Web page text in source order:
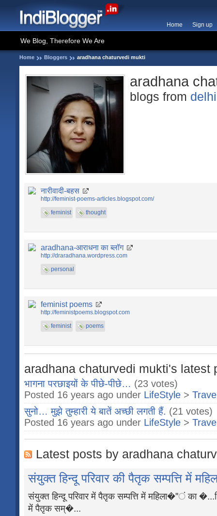
Home Sign up
We Blog, Therefore We Are
Home Bloggers aradhana chaturvedi mukti
aradhana
blogs from delhi
नारीवादी-बहस
http://feminist-poems-articles.blogspot.com/
feminist
thought
aradhana-आराधना का ब्लॉग
http://draradhana.wordpress.com
personal
feminist poems
http://feministpoems.blogspot.com
feminist
poems
aradhana chaturvedi mukti's latest
भागना परछाइयों के पीछे-पीछे… (23 votes)
Posted 16 years ago under LifeStyle >
सुनो… मुझे तुम्हारी ये बातें अच्छी लगती हैं. (21 votes)
Posted 16 years ago under LifeStyle >
Latest posts by aradhana
संयुक्त हिन्दू परिवार की पैतृक सम्पत्ति में
संयुक्त हिन्दू परिवार में पैतृक सम्पत्ति में महिला�"ं का
में पैतृक सम्�...